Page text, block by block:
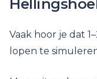
Vaak hoor je dat
lopen te